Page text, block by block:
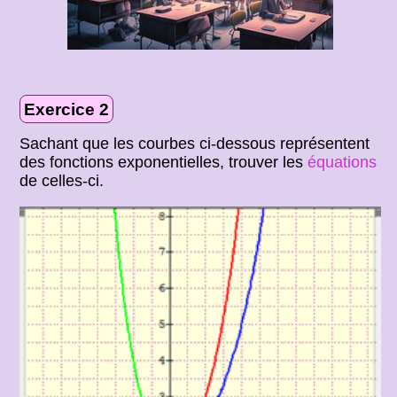
Exercice 2
Sachant que les courbes ci-dessous représentent
des fonctions exponentielles, trouver leséquations
de celles-ci.